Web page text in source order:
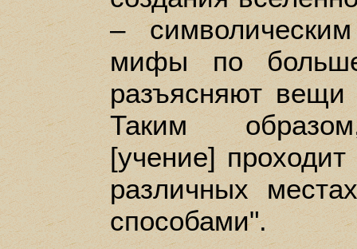
–
мифы по
разъясняют вещи
Таким
[учение]
различных
способами".